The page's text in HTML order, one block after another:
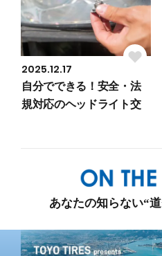
2025.12.17
自分でできる！安全・法
規対応のヘッドライト交
あなたの知らない“